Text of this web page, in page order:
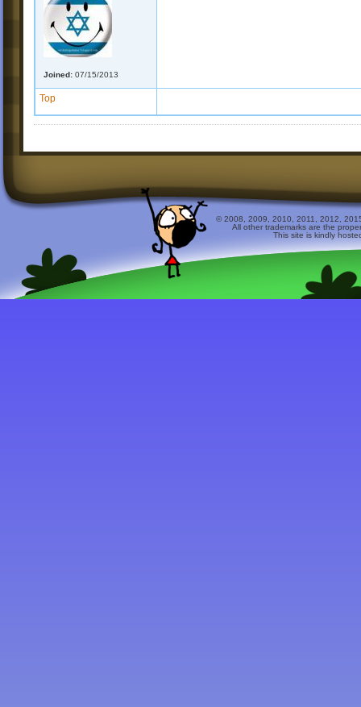
Joined: 07/15/2013
Top
© 2008, 2009, 2010, 2011, 2012,
All other trademarks are the
This site is kindly